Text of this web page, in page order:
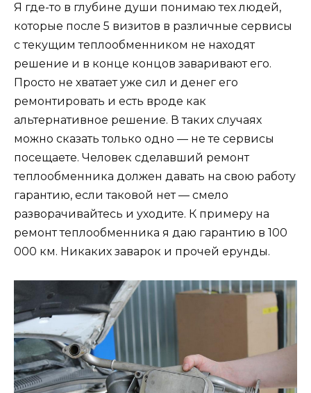
Я где-то в глубине души понимаю тех людей,
которые после 5 визитов в различные сервисы
с текущим теплообменником не находят
решение и в конце концов заваривают его.
Просто не хватает уже сил и денег его
ремонтировать и есть вроде как
альтернативное решение. В таких случаях
можно сказать только одно — не те сервисы
посещаете. Человек сделавший ремонт
теплообменника должен давать на свою работу
гарантию, если таковой нет — смело
разворачивайтесь и уходите. К примеру на
ремонт теплообменника я даю гарантию в 100
000 км. Никаких заварок и прочей ерунды.